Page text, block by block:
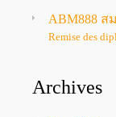
ABM888 ส
Remise des
Archives